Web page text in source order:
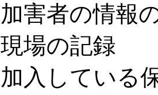
加害者の情報
現場の記録
加入している